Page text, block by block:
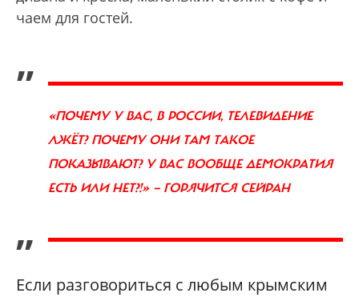
чаем для гостей.
„
«ПОЧЕМУ У ВАС, В РОССИИ, ТЕЛЕВИДЕНИЕ
ЛЖЁТ? ПОЧЕМУ ОНИ ТАМ ТАКОЕ
ПОКАЗЫВАЮТ? У ВАС ВООБЩЕ ДЕМОКРАТИЯ
ЕСТЬ ИЛИ НЕТ?!» — ГОРЯЧИТСЯ СЕЙРАН
”
Если разговориться с любым крымским